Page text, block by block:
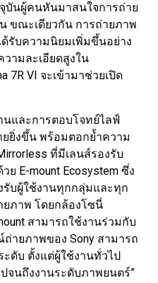
บันผู้คนหันมาสนใจการถ่าย
ขณะเดียวกัน การถ่ายภาพ
รับความนิยมเพิ่มขึ้นอย่าง
ามละเอียดสูงใน
7R VI จะเข้ามาช่วยเปิด
นและการตอบโจทย์ไลฟ์
ยิ่งขึ้น พร้อมตอกย้ำความ
ที่มีเลนส์รองรับ
E-mount Ecosystem ซึ่ง
รับผู้ใช้งานทุกกลุ่มและทุก
ภาพ โดยกล้องโซนี่
สามารถใช้งานร่วมกับ
ายภาพของ Sony สามารถ
ดับ ตั้งแต่ผู้ใช้งานทั่วไป
จนถึงงานระดับภาพยนตร์”